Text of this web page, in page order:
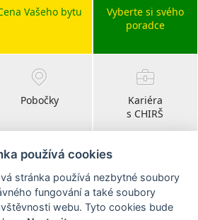
Vašeho bytu
Vyberte si svého
poradce
Pobočky
Kariéra
s CHIRŠ
používá cookies
stránka používá nezbytné soubory
fungování a také soubory
webu. Tyto cookies bude